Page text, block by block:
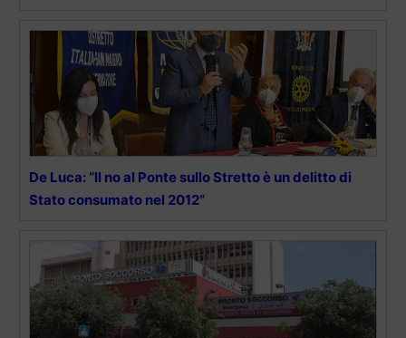
De Luca: “Il no al Ponte sullo Stretto è un delitto di
Stato consumato nel 2012”